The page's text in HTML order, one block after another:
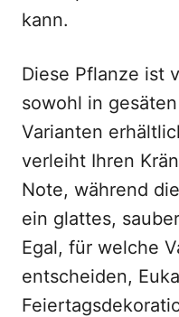
kann.
Diese Pflanze ist
sowohl in
Varianten
verleiht Ihren
Note, während
ein glattes,
Egal, für welche
entscheiden,